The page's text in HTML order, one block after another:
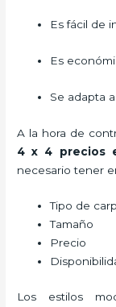
Es fácil de
Es
Se adapta
A la hora de
4 x 4 precios
necesario tener
Tipo de
Tamaño
Precio
Los estilos